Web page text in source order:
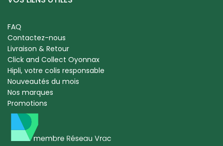
FAQ
Contactez-nous
Livraison & Retour
Click and Collect Oyonnax
Hipli, votre colis responsable
Nouveautés du mois
Nos marques
Promotions